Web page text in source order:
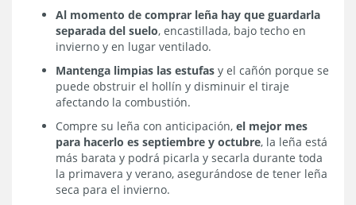
Al momento de comprar leña hay que guardarla
separada del suelo, encastillada, bajo techo en
invierno y en lugar ventilado.
Mantenga limpias las estufas y el cañón porque se
puede obstruir el hollín y disminuir el tiraje
afectando la combustión.
Compre su leña con anticipación, el mejor mes
para hacerlo es septiembre y octubre, la leña está
más barata y podrá picarla y secarla durante toda
la primavera y verano, asegurándose de tener leña
seca para el invierno.